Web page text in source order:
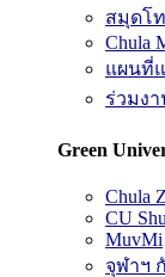
สมุดโ
Chula
แผนที่
ร่วมง
Green
Chula
CU
MuvMi
จุฬาฯ